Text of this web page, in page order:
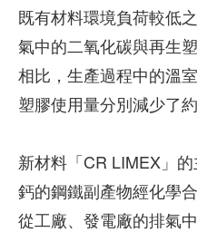
既有材料環境負荷較低
氣中的二氧化碳與再生
相比，生產過程中的溫
塑膠使用量分別減少了約
新材料「CR LIMEX」
鈣的鋼鐵副產物經化學
從工廠、發電廠的排氣